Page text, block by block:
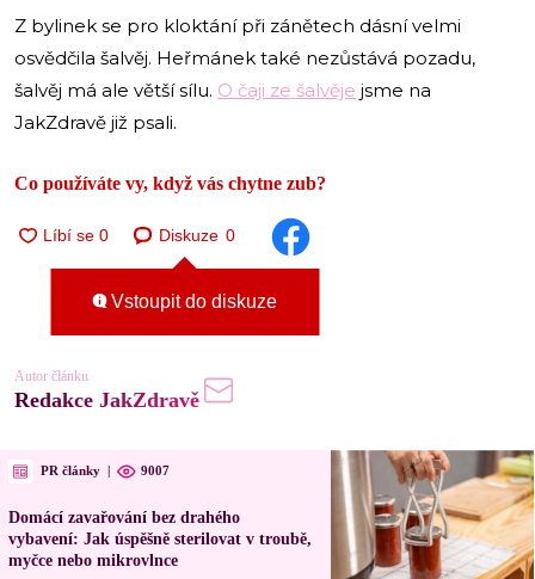
Z bylinek se pro kloktání při zánětech dásní velmi
osvědčila šalvěj. Heřmánek také nezůstává pozadu,
šalvěj má ale větší sílu. O čaji ze šalvěje jsme na
JakZdravě již psali.
Co používáte vy, když vás chytne zub?
Diskuze 0
Vstoupit do diskuze
Autor článku
Redakce JakZdravě
PR články | 9007
Domácí zavařování bez drahého
vybavení: Jak úspěšně sterilovat v troubě,
myčce nebo mikrovlnce